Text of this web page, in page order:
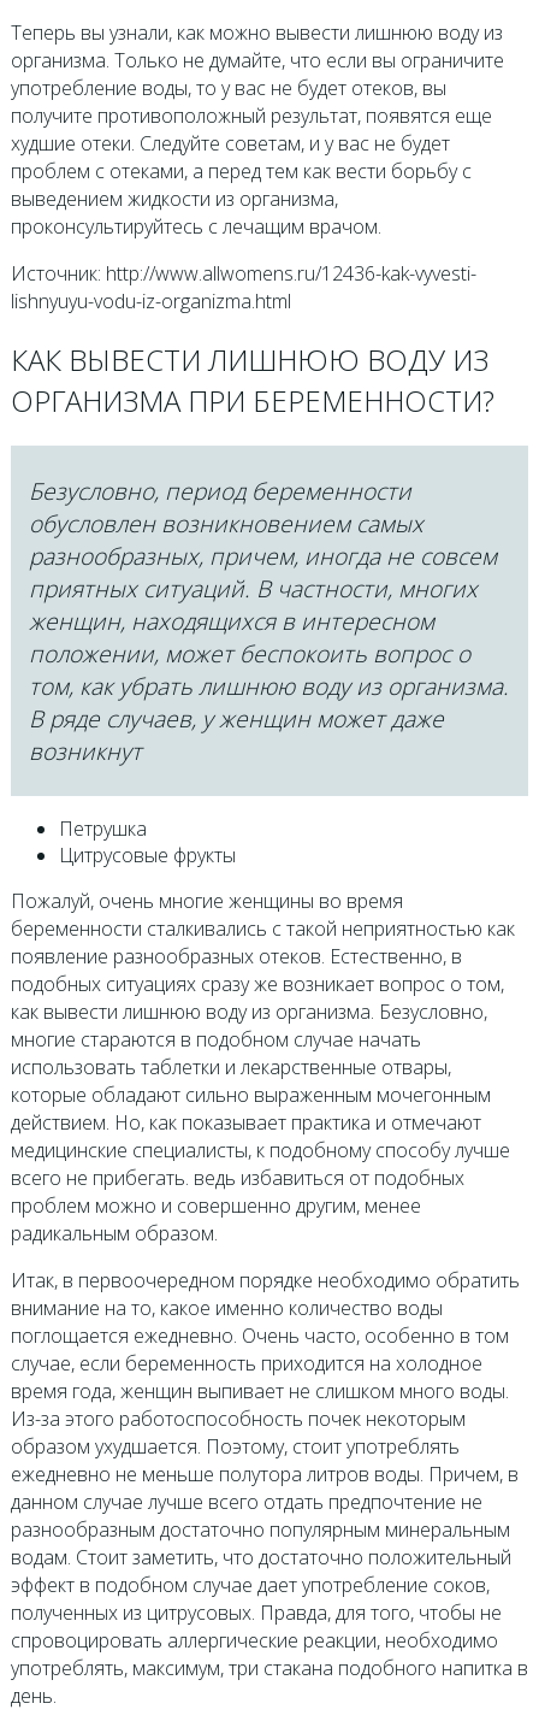
Теперь вы узнали, как можно вывести лишнюю воду из
организма. Только не думайте, что если вы ограничите
употребление воды, то у вас не будет отеков, вы
получите противоположный результат, появятся еще
худшие отеки. Следуйте советам, и у вас не будет
проблем с отеками, а перед тем как вести борьбу с
выведением жидкости из организма,
проконсультируйтесь с лечащим врачом.
Источник: http://www.allwomens.ru/12436-kak-vyvesti-
lishnyuyu-vodu-iz-organizma.html
КАК ВЫВЕСТИ ЛИШНЮЮ ВОДУ ИЗ
ОРГАНИЗМА ПРИ БЕРЕМЕННОСТИ?
Безусловно, период беременности
обусловлен возникновением самых
разнообразных, причем, иногда не совсем
приятных ситуаций. В частности, многих
женщин, находящихся в интересном
положении, может беспокоить вопрос о
том, как убрать лишнюю воду из организма.
В ряде случаев, у женщин может даже
возникнут
Петрушка
Цитрусовые фрукты
Пожалуй, очень многие женщины во время
беременности сталкивались с такой неприятностью как
появление разнообразных отеков. Естественно, в
подобных ситуациях сразу же возникает вопрос о том,
как вывести лишнюю воду из организма. Безусловно,
многие стараются в подобном случае начать
использовать таблетки и лекарственные отвары,
которые обладают сильно выраженным мочегонным
действием. Но, как показывает практика и отмечают
медицинские специалисты, к подобному способу лучше
всего не прибегать. ведь избавиться от подобных
проблем можно и совершенно другим, менее
радикальным образом.
Итак, в первоочередном порядке необходимо обратить
внимание на то, какое именно количество воды
поглощается ежедневно. Очень часто, особенно в том
случае, если беременность приходится на холодное
время года, женщин выпивает не слишком много воды.
Из-за этого работоспособность почек некоторым
образом ухудшается. Поэтому, стоит употреблять
ежедневно не меньше полутора литров воды. Причем, в
данном случае лучше всего отдать предпочтение не
разнообразным достаточно популярным минеральным
водам. Стоит заметить, что достаточно положительный
эффект в подобном случае дает употребление соков,
полученных из цитрусовых. Правда, для того, чтобы не
спровоцировать аллергические реакции, необходимо
употреблять, максимум, три стакана подобного напитка в
день.